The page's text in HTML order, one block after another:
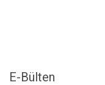
E-Bülten